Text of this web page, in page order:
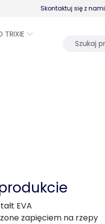
Skontaktuj się z nami
TRIXIE
EVA
zapięciem na rzepy